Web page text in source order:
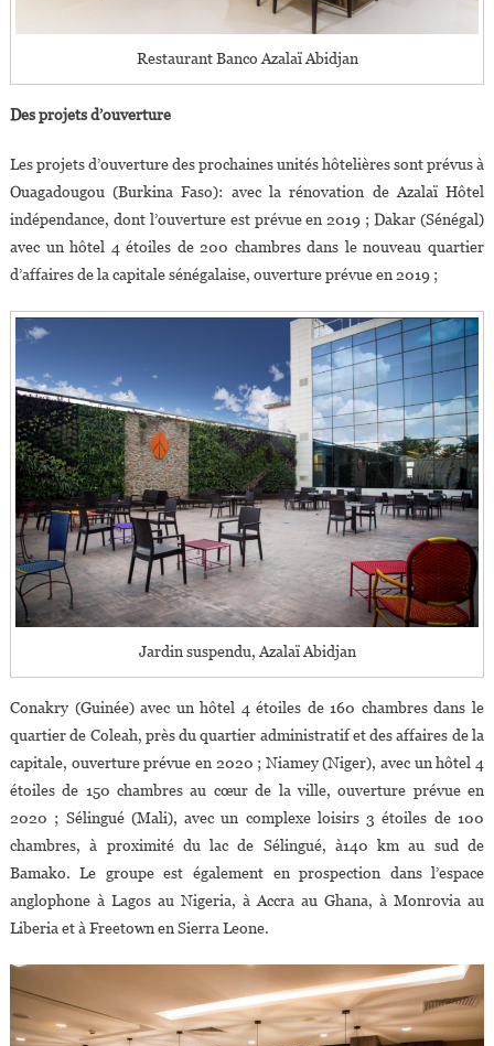
Restaurant Banco Azalaï Abidjan
Des projets d’ouverture
Les projets d’ouverture des prochaines unités hôtelières sont prévus à
Ouagadougou (Burkina Faso): avec la rénovation de Azalaï Hôtel
indépendance, dont l’ouverture est prévue en 2019 ; Dakar (Sénégal)
avec un hôtel 4 étoiles de 200 chambres dans le nouveau quartier
d’affaires de la capitale sénégalaise, ouverture prévue en 2019 ;
Jardin suspendu, Azalaï Abidjan
Conakry (Guinée) avec un hôtel 4 étoiles de 160 chambres dans le
quartier de Coleah, près du quartier administratif et des affaires de la
capitale, ouverture prévue en 2020 ; Niamey (Niger), avec un hôtel 4
étoiles de 150 chambres au cœur de la ville, ouverture prévue en
2020 ; Sélingué (Mali), avec un complexe loisirs 3 étoiles de 100
chambres, à proximité du lac de Sélingué, à140 km au sud de
Bamako. Le groupe est également en prospection dans l’espace
anglophone à Lagos au Nigeria, à Accra au Ghana, à Monrovia au
Liberia et à Freetown en Sierra Leone.